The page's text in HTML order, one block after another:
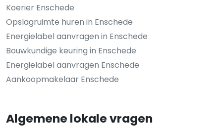
Koerier Enschede
Opslagruimte huren in Enschede
Energielabel aanvragen in Enschede
Bouwkundige keuring in Enschede
Energielabel aanvragen Enschede
Aankoopmakelaar Enschede
Algemene lokale vragen